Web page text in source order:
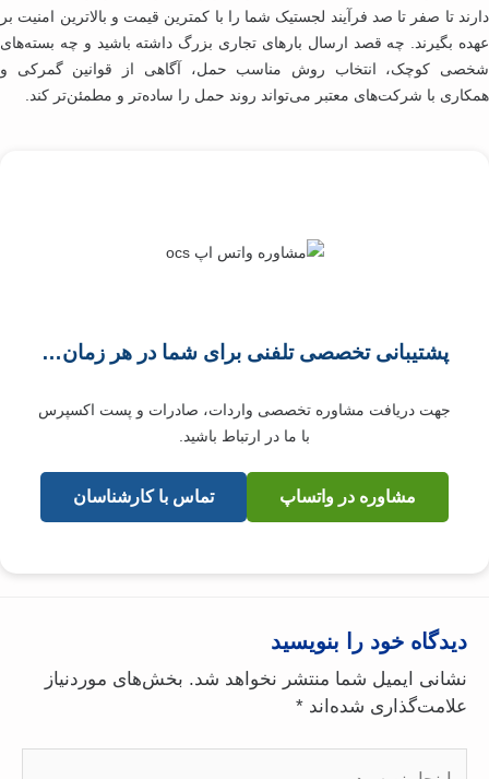
تا صفر تا صد فرآیند لجستیک شما را با کمترین قیمت و بالاترین امنیت بر
بگیرند. چه قصد ارسال بارهای تجاری بزرگ داشته باشید و چه بسته‌های
کوچک، انتخاب روش مناسب حمل، آگاهی از قوانین گمرکی و
با شرکت‌های معتبر می‌تواند روند حمل را ساده‌تر و مطمئن‌تر کند.
پشتیبانی تخصصی تلفنی برای شما در هر زمان…
جهت دریافت مشاوره تخصصی واردات، صادرات و پست اکسپرس
با ما در ارتباط باشید.
مشاوره در واتساپ تماس با کارشناسان
دیدگاه‌ خود را بنویسید
نشانی ایمیل شما منتشر نخواهد شد. بخش‌های موردنیاز
علامت‌گذاری شده‌اند*